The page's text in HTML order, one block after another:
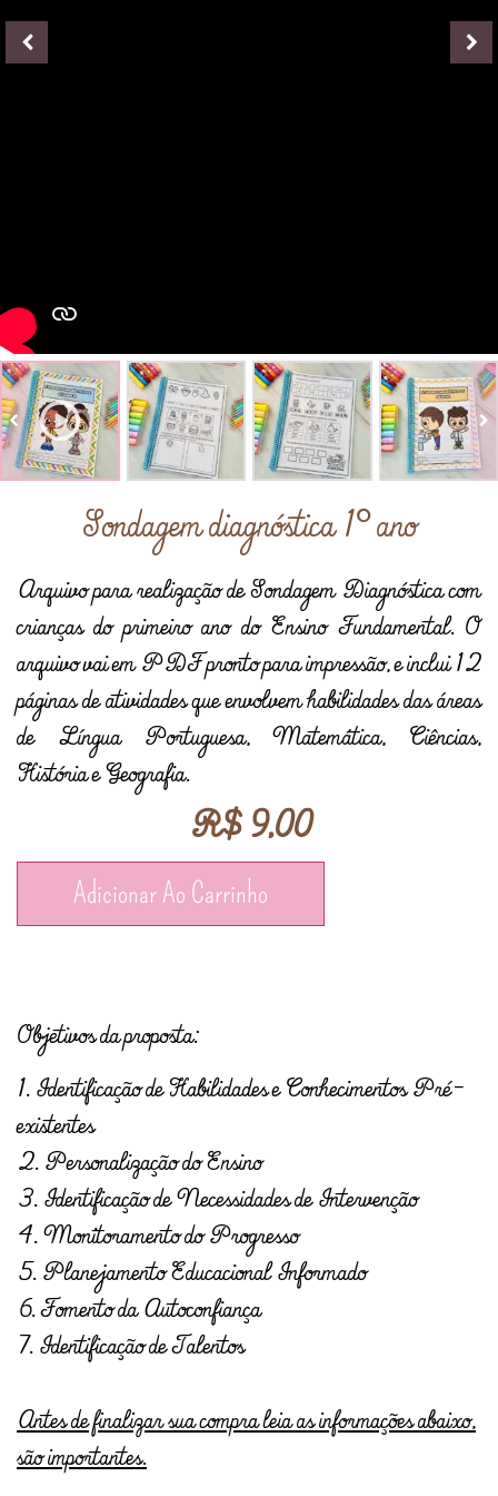
Sondagem diagnóstica 1° ano
Arquivo para realização de Sondagem Diagnóstica com
crianças do primeiro ano do Ensino Fundamental. O
arquivo vai em PDF pronto para impressão, e inclui 12
páginas de atividades que envolvem habilidades das áreas
de Língua Portuguesa, Matemática, Ciências,
História e Geografia.
R$9,00
Adicionar Ao Carrinho
Objetivos da proposta:
1. Identificação de Habilidades e Conhecimentos Pré-
existentes
2. Personalização do Ensino
3. Identificação de Necessidades de Intervenção
4. Monitoramento do Progresso
5. Planejamento Educacional Informado
6. Fomento da Autoconfiança
7. Identificação de Talentos
Antes de finalizar sua compra leia as informações abaixo,
são importantes.